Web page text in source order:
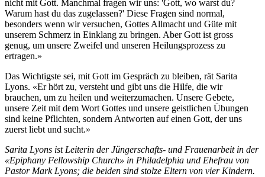
nicht mit Gott. Manchmal fragen wir uns: 'Gott, wo warst du?
Warum hast du das zugelassen?' Diese Fragen sind normal,
besonders wenn wir versuchen, Gottes Allmacht und Güte mit
unserem Schmerz in Einklang zu bringen. Aber Gott ist gross
genug, um unsere Zweifel und unseren Heilungsprozess zu
ertragen.»
Das Wichtigste sei, mit Gott im Gespräch zu bleiben, rät Sarita
Lyons. «Er hört zu, versteht und gibt uns die Hilfe, die wir
brauchen, um zu heilen und weiterzumachen. Unsere Gebete,
unsere Zeit mit dem Wort Gottes und unsere geistlichen Übungen
sind keine Pflichten, sondern Antworten auf einen Gott, der uns
zuerst liebt und sucht.»
Sarita Lyons ist Leiterin der Jüngerschafts- und Frauenarbeit in der
«Epiphany Fellowship Church» in Philadelphia und Ehefrau von
Pastor Mark Lyons; die beiden sind stolze Eltern von vier Kindern.